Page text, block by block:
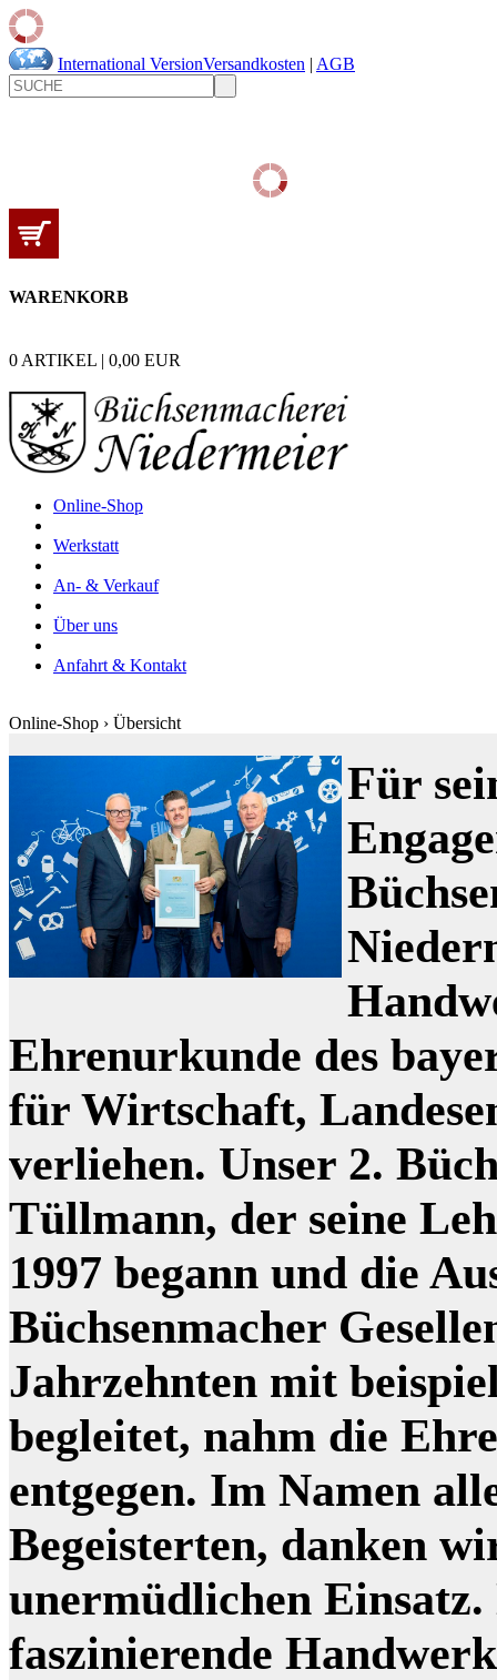
International VersionVersandkosten | AGB
WARENKORB
0 ARTIKEL | 0,00 EUR
Online-Shop
Werkstatt
An- & Verkauf
Über uns
Anfahrt & Kontakt
Online-Shop › Übersicht
Für
Ehrenurkunde des
für Wirtschaft,
verliehen. Unser 2.
Tüllmann, der seine
1997 begann und die
Büchsenmacher
Jahrzehnten mit
begleitet, nahm die
entgegen. Im Namen
Begeisterten, danken
unermüdlichen Einsatz.
faszinierende